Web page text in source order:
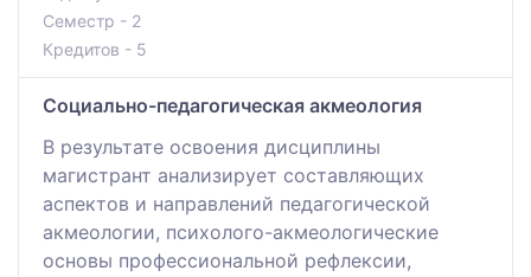
Семестр - 2
Кредитов - 5
Социально-педагогическая акмеология
В результате освоения дисциплины
магистрант анализирует составляющих
аспектов и направлений педагогической
акмеологии, психолого-акмеологические
основы профессиональной рефлексии,